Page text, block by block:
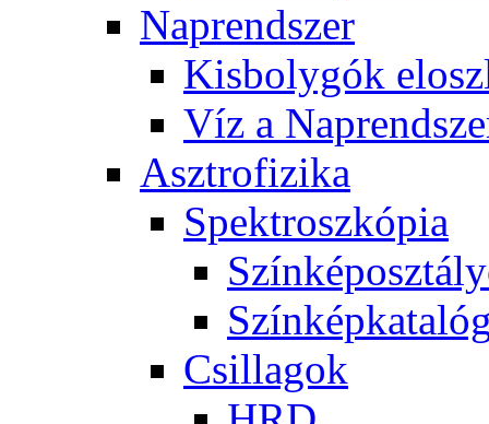
Nap­rend­szer
Kis­boly­gók
Víz a
Aszt­ro­fi­zi­ka
Spekt­rosz­kó­pia
Csil­la­gok